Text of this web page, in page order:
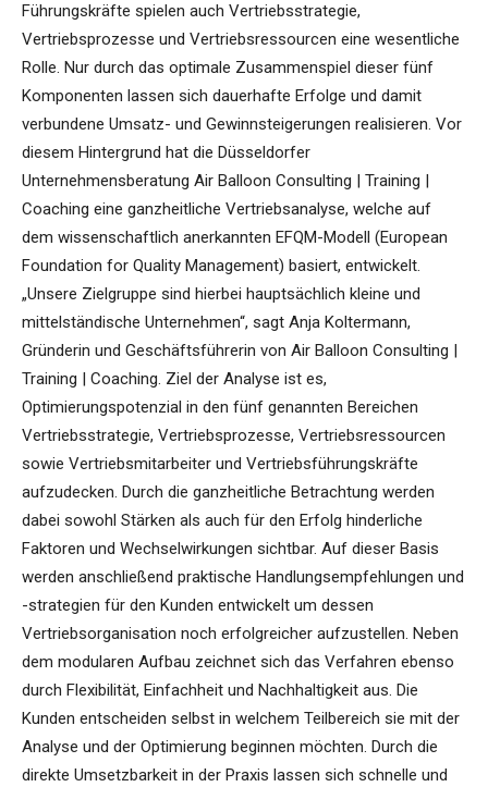
Führungskräfte spielen auch Vertriebsstrategie,
Vertriebsprozesse und Vertriebsressourcen eine wesentliche
Rolle. Nur durch das optimale Zusammenspiel dieser fünf
Komponenten lassen sich dauerhafte Erfolge und damit
verbundene Umsatz- und Gewinnsteigerungen realisieren. Vor
diesem Hintergrund hat die Düsseldorfer
Unternehmensberatung Air Balloon Consulting | Training |
Coaching eine ganzheitliche Vertriebsanalyse, welche auf
dem wissenschaftlich anerkannten EFQM-Modell (European
Foundation for Quality Management) basiert, entwickelt.
„Unsere Zielgruppe sind hierbei hauptsächlich kleine und
mittelständische Unternehmen“, sagt Anja Koltermann,
Gründerin und Geschäftsführerin von Air Balloon Consulting |
Training | Coaching. Ziel der Analyse ist es,
Optimierungspotenzial in den fünf genannten Bereichen
Vertriebsstrategie, Vertriebsprozesse, Vertriebsressourcen
sowie Vertriebsmitarbeiter und Vertriebsführungskräfte
aufzudecken. Durch die ganzheitliche Betrachtung werden
dabei sowohl Stärken als auch für den Erfolg hinderliche
Faktoren und Wechselwirkungen sichtbar. Auf dieser Basis
werden anschließend praktische Handlungsempfehlungen und
-strategien für den Kunden entwickelt um dessen
Vertriebsorganisation noch erfolgreicher aufzustellen. Neben
dem modularen Aufbau zeichnet sich das Verfahren ebenso
durch Flexibilität, Einfachheit und Nachhaltigkeit aus. Die
Kunden entscheiden selbst in welchem Teilbereich sie mit der
Analyse und der Optimierung beginnen möchten. Durch die
direkte Umsetzbarkeit in der Praxis lassen sich schnelle und